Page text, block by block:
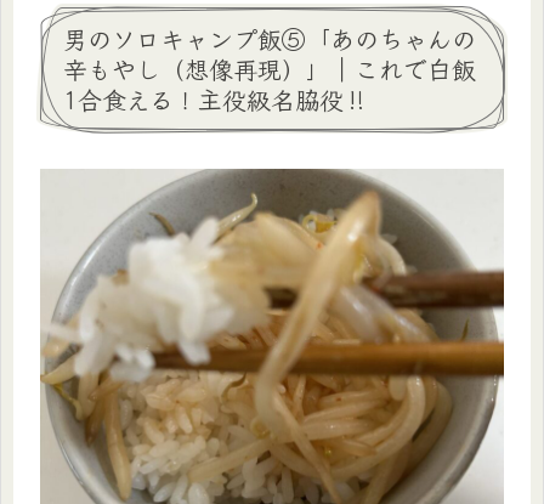
男のソロキャンプ飯⑤「あのちゃんの
辛もやし（想像再現）」｜これで白飯
1合食える！主役級名脇役‼